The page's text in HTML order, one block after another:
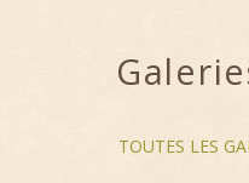
TOUTES LES